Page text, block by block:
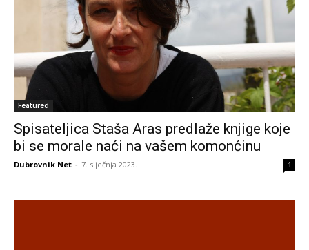
Featured
Spisateljica Staša Aras predlaže knjige koje
bi se morale naći na vašem komonćinu
Dubrovnik Net - 7. siječnja 2023. 1